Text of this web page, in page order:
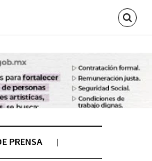
PRENSA